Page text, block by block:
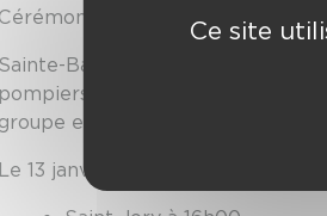
Cérémonies du 13 janvier 2024.
Sainte-Barbe est la sainte
pompiers lors de la fête de la
groupe et de rendre hommage
Le 13 janvier 2024, les
Ce site